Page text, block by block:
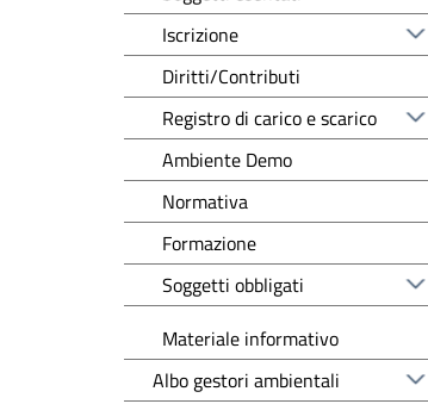
Iscrizione
Diritti/Contributi
Registro di carico e scarico
Ambiente Demo
Normativa
Formazione
Soggetti obbligati
Materiale informativo
Albo gestori ambientali